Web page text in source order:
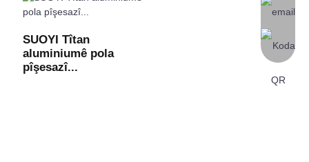
SUOYI Tîtan
aluminiumê pola
pîşesazî...